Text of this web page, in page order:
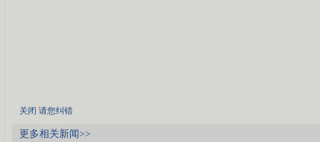
关闭 请您纠错
更多相关新闻>>